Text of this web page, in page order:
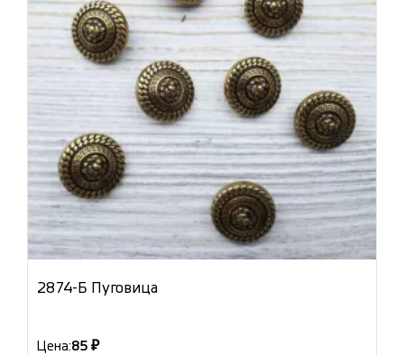
2874-Б Пуговица
Цена:85 ₽